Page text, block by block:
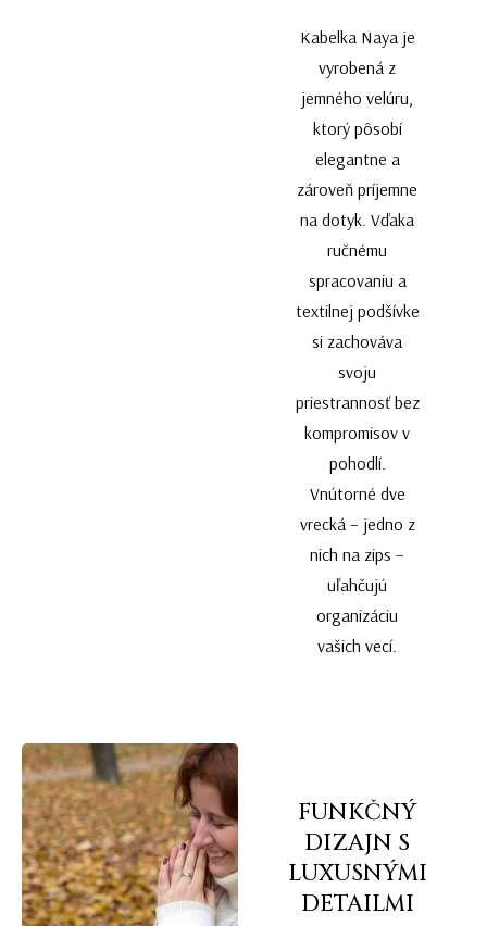
Kabelka Naya je
vyrobená z
jemného velúru,
ktorý pôsobí
elegantne a
zároveň príjemne
na dotyk. Vďaka
ručnému
spracovaniu a
textilnej podšívke
si zachováva
svoju
priestrannosť bez
kompromisov v
pohodlí.
Vnútorné dve
vrecká – jedno z
nich na zips –
uľahčujú
organizáciu
vašich vecí.
FUNKČNÝ
DIZAJN S
LUXUSNÝMI
DETAILMI